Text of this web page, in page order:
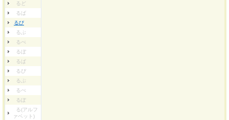
るど
るば
るび
るぶ
るべ
るぼ
るぱ
るぴ
るぷ
るぺ
るぽ
る(アルフ
ァベット)